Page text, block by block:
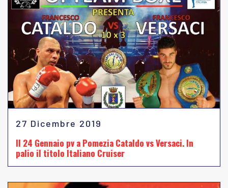
27 Dicembre 2019
Il 24 Gennaio pv a Pomezia Cataldo vs Versaci. In
palio il titolo Italiano Cruiser